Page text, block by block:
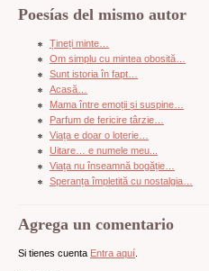
Poesías del mismo autor
Țineți minte…
Om simplu cu mintea obosită…
Sunt istoria în fapt…
Acasă…
Mama între emoții și suspine…
Parfum de fericire târzie…
Viața e doar o loterie…
Uitare… e numele meu...
Viața nu înseamnă bogăție…
Speranța împletită cu nostalgia…
Agrega un comentario
Si tienes cuenta Entra aquí